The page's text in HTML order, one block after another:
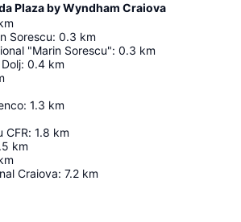
Plaza by Wyndham Craiova
Sorescu: 0.3 km
"Marin Sorescu": 0.3 km
: 0.4 km
: 1.3 km
CFR: 1.8 km
km
Craiova: 7.2 km